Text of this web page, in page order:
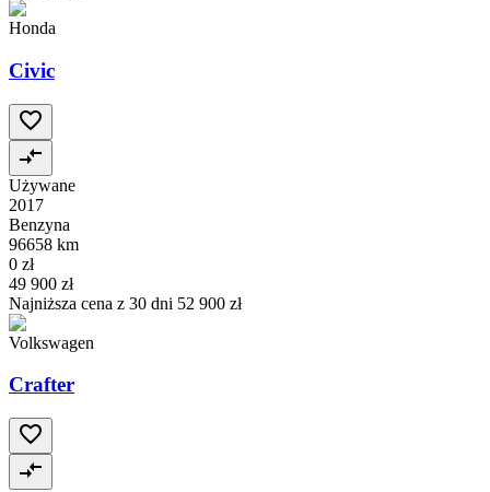
Honda
Civic
Używane
2017
Benzyna
96658 km
0 zł
49 900 zł
Najniższa cena z 30 dni 52 900 zł
Volkswagen
Crafter